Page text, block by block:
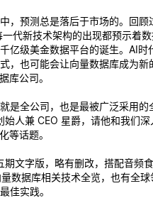
，预测总是落后于市场的。回顾
代新技术架构的出现都预示着
亿级美金数据平台的诞生。AI时
，也可能会让向量数据库成为新
库公司。
是全公司，也是最被广泛采用的
人兼 CEO 星爵，请他和我们
等话题。
文字版，略有删改，搭配音频
数据库相关技术全览，也有全球
佳实践。